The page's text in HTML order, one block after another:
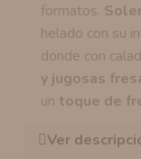
formatos.
helado con su
donde con
y jugosas
un toque de
Ver